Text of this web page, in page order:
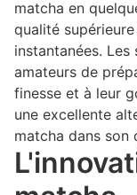
matcha en
qualité
instantanées.
amateurs de
finesse et à leur
une excellente
matcha dans son